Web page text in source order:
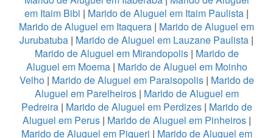
em Itaim Bibi | Marido de Aluguel em Itaim Paulista |
Marido de Aluguel em Itaquera | Marido de Aluguel em
Jurubatuba | Marido de Aluguel em Lauzane Paulista |
Marido de Aluguel em Mirandopolis| Marido de
Aluguel em Moema| Marido de Aluguel em Moinho
Velho | Marido de Aluguel em Paraisopolis| Marido de
Aluguel em Parelheiros| Marido de Aluguel em
Pedreira| Marido de Aluguel em Perdizes| Marido de
Aluguel em Perus| Marido de Aluguel em Pinheiros|
Marido de Aluguel em Piqueri | Marido de Aluguel em